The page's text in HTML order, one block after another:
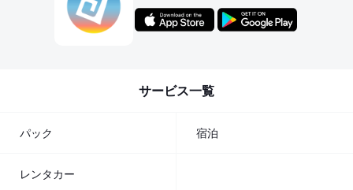
サービス一覧
パック 宿泊
レンタカー